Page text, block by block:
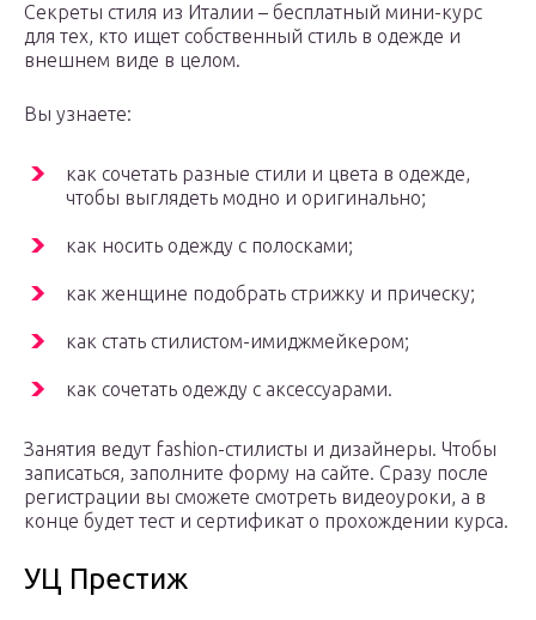
Секреты стиля из Италии – бесплатный мини-курс
для тех, кто ищет собственный стиль в одежде и
внешнем виде в целом.
Вы узнаете:
как сочетать разные стили и цвета в одежде,
чтобы выглядеть модно и оригинально;
как носить одежду с полосками;
как женщине подобрать стрижку и прическу;
как стать стилистом-имиджмейкером;
как сочетать одежду с аксессуарами.
Занятия ведут fashion-стилисты и дизайнеры. Чтобы
записаться, заполните форму на сайте. Сразу после
регистрации вы сможете смотреть видеоуроки, а в
конце будет тест и сертификат о прохождении курса.
УЦ Престиж